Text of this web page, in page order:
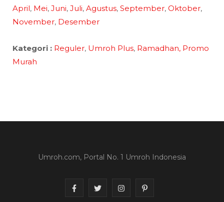
April, Mei, Juni, Juli, Agustus, September, Oktober,
November, Desember
Kategori : Reguler, Umroh Plus, Ramadhan, Promo
Murah
Umroh.com, Portal No. 1 Umroh Indonesia
F
T
I
P